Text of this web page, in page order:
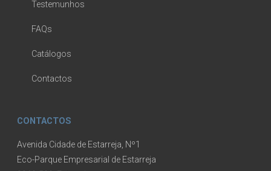
Testemunhos
FAQs
Catálogos
Contactos
CONTACTOS
Avenida Cidade de Estarreja, Nº1
Eco-Parque Empresarial de Estarreja